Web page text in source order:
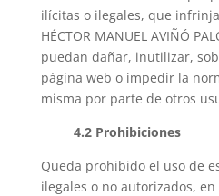
ilícitas o ilegales, que
HÉCTOR MANUEL AVIÑÓ
puedan dañar, inutilizar,
página web o impedir la
misma por parte de otros
4.2 Prohibiciones
Queda prohibido el uso de
ilegales o no autorizados,